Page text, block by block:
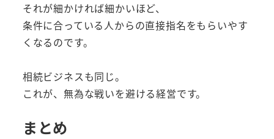
それが細かければ細かいほど、
条件に合っている人からの直接指名をもらいやす
くなるのです。
相続ビジネスも同じ。
これが、無為な戦いを避ける経営です。
まとめ